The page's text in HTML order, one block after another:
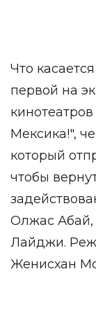
Что
первой на
Мексика!",
который
чтобы
Олжас Абай,
Лайджи.
Женисхан